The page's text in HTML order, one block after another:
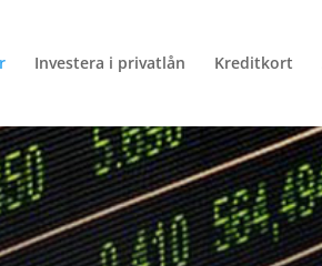
Investera i privatlån Kreditkort